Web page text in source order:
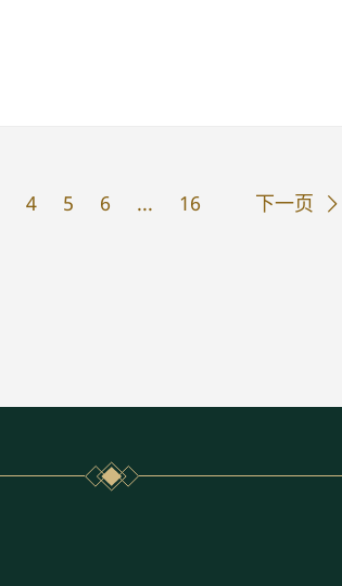
4 5 6 ... 16 下一页